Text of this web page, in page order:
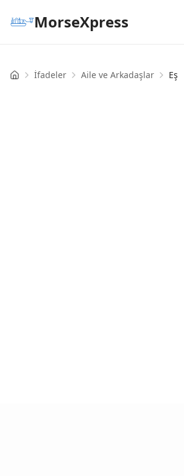
MorseXpress
Home İfadeler Aile ve Arkadaşlar Eş